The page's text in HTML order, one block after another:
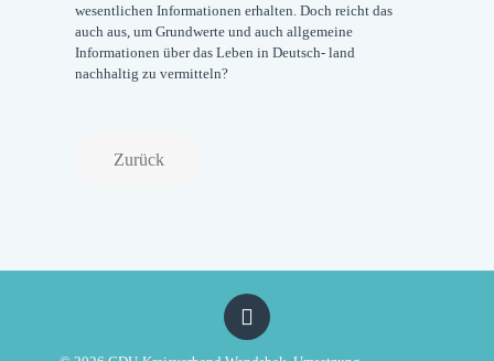
wesentlichen Informationen erhalten. Doch reicht das
auch aus, um Grundwerte und auch allgemeine
Informationen über das Leben in Deutsch- land
nachhaltig zu vermitteln?
Zurück